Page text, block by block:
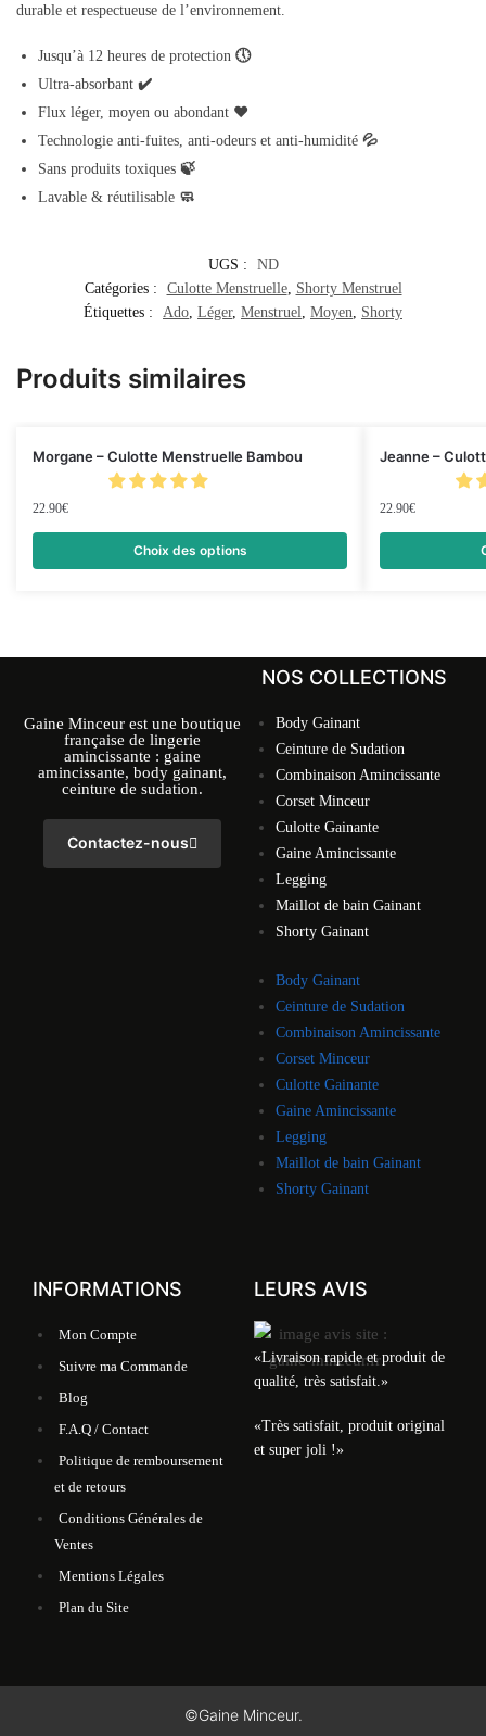
durable et respectueuse de l’environnement.
Jusqu’à 12 heures de protection 🕔
Ultra-absorbant ✔️
Flux léger, moyen ou abondant ❤️
Technologie anti-fuites, anti-odeurs et anti-humidité 💦
Sans produits toxiques 🍃
Lavable & réutilisable 🧼
UGS :
ND
Catégories :
Culotte Menstruelle, Shorty Menstruel
Étiquettes :
Ado, Léger, Menstruel, Moyen, Shorty
Produits similaires
Morgane – Culotte Menstruelle Bambou
22.90€
Choix des options
Jeanne –
22.90€
Gaine Minceur est une boutique
française de lingerie
amincissante : gaine
amincissante, body gainant,
ceinture de sudation.
Contactez-nous
NOS COLLECTIONS
Body Gainant
Ceinture de Sudation
Combinaison Amincissante
Corset Minceur
Culotte Gainante
Gaine Amincissante
Legging
Maillot de bain Gainant
Shorty Gainant
Body Gainant
Ceinture de Sudation
Combinaison Amincissante
Corset Minceur
Culotte Gainante
Gaine Amincissante
Legging
Maillot de bain Gainant
Shorty Gainant
INFORMATIONS
Mon Compte
Suivre ma Commande
Blog
F.A.Q / Contact
Politique de remboursement
et de retours
Conditions Générales de
Ventes
Mentions Légales
Plan du Site
LEURS AVIS
«Livraison rapide et produit de
qualité, très satisfait.»
«Très satisfait, produit original
et super joli !»
©Gaine Minceur.